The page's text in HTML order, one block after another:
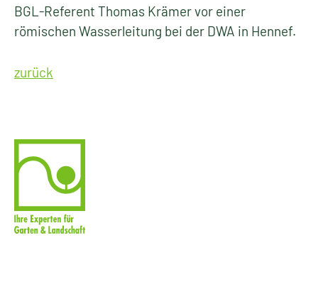
BGL-Referent Thomas Krämer vor einer
römischen Wasserleitung bei der DWA in Hennef.
zurück